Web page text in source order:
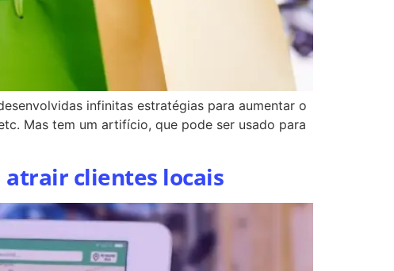
infinitas estratégias para aumentar o
Mas tem um artifício, que pode ser usado para
atrair clientes locais